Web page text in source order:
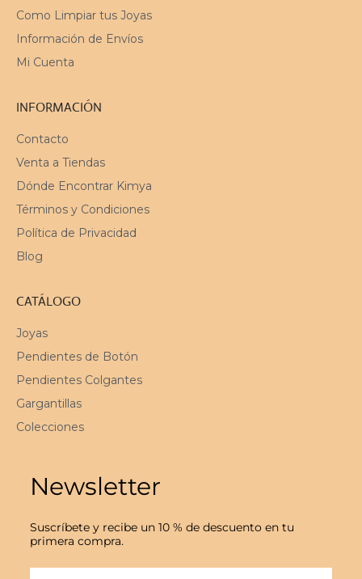
Como Limpiar tus Joyas
Información de Envíos
Mi Cuenta
INFORMACIÓN
Contacto
Venta a Tiendas
Dónde Encontrar Kimya
Términos y Condiciones
Política de Privacidad
Blog
CATÁLOGO
Joyas
Pendientes de Botón
Pendientes Colgantes
Gargantillas
Colecciones
Newsletter
Suscríbete y recibe un 10 % de descuento en tu
primera compra.